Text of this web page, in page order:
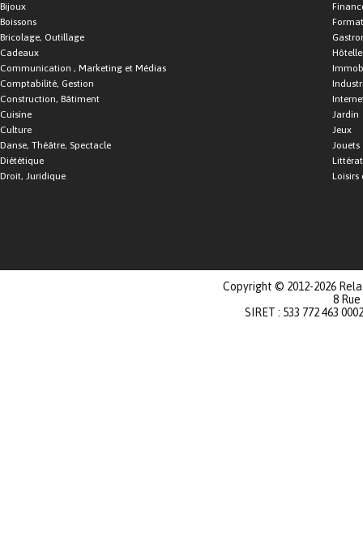
Bijoux
Boissons
Bricolage, Outillage
Cadeaux
Communication , Marketing et Médias
Comptabilité, Gestion
Construction, Bâtiment
Cuisine
Culture
Danse, Théâtre, Spectacle
Diététique
Droit, Juridique
Jardin
Jeux
Jouets
Loisirs
Copyright © 2012-2026
8
SIRET : 533 772 463